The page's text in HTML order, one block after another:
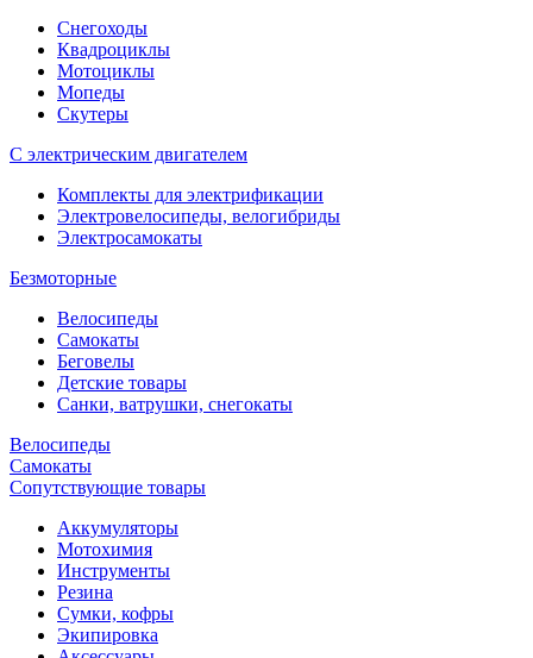
Снегоходы
Квадроциклы
Мотоциклы
Мопеды
Скутеры
С электрическим двигателем
Комплекты для электрификации
Электровелосипеды, велогибриды
Электросамокаты
Безмоторные
Велосипеды
Самокаты
Беговелы
Детские товары
Санки, ватрушки, снегокаты
Велосипеды
Самокаты
Сопутствующие товары
Аккумуляторы
Мотохимия
Инструменты
Резина
Сумки, кофры
Экипировка